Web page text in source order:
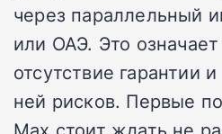
через параллельный
или ОАЭ. Это
отсутствие гарантии
ней рисков. Первые